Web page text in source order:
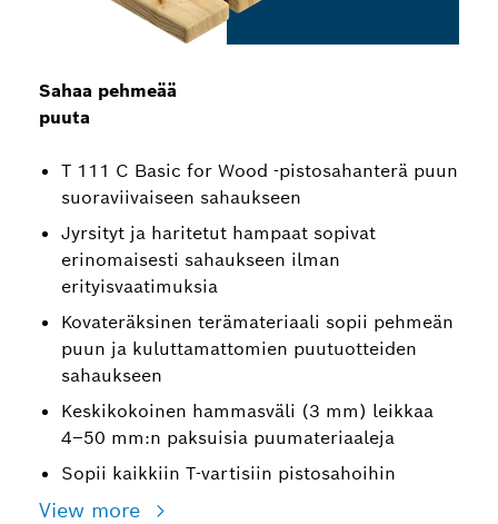
Sahaa pehmeää
puuta
T 111 C Basic for Wood ‑pistosahanterä puun
suoraviivaiseen sahaukseen
Jyrsityt ja haritetut hampaat sopivat
erinomaisesti sahaukseen ilman
erityisvaatimuksia
Kovateräksinen terämateriaali sopii pehmeän
puun ja kuluttamattomien puutuotteiden
sahaukseen
Keskikokoinen hammasväli (3 mm) leikkaa
4–50 mm:n paksuisia puumateriaaleja
Sopii kaikkiin T-vartisiin pistosahoihin
View more